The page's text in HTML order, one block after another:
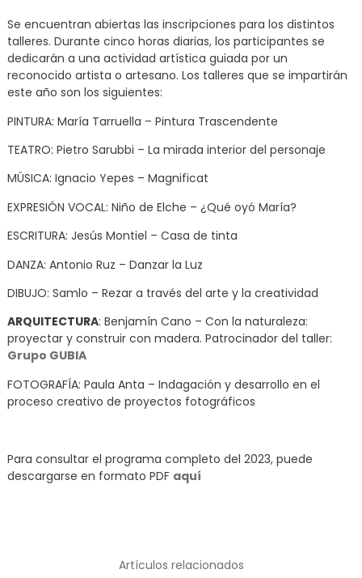
Se encuentran abiertas las inscripciones para los distintos
talleres. Durante cinco horas diarias, los participantes se
dedicarán a una actividad artística guiada por un
reconocido artista o artesano. Los talleres que se impartirán
este año son los siguientes:
PINTURA: María Tarruella – Pintura Trascendente
TEATRO: Pietro Sarubbi – La mirada interior del personaje
MÚSICA: Ignacio Yepes – Magnificat
EXPRESIÓN VOCAL: Niño de Elche – ¿Qué oyó María?
ESCRITURA: Jesús Montiel – Casa de tinta
DANZA: Antonio Ruz – Danzar la Luz
DIBUJO: Samlo – Rezar a través del arte y la creatividad
ARQUITECTURA: Benjamín Cano – Con la naturaleza:
proyectar y construir con madera. Patrocinador del taller:
Grupo GUBIA
FOTOGRAFÍA: Paula Anta – Indagación y desarrollo en el
proceso creativo de proyectos fotográficos
Para consultar el programa completo del 2023, puede
descargarse en formato PDF aquí
Artículos relacionados